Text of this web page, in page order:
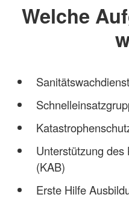
Welche
Unterstützung
(KAB)
Erste Hilfe